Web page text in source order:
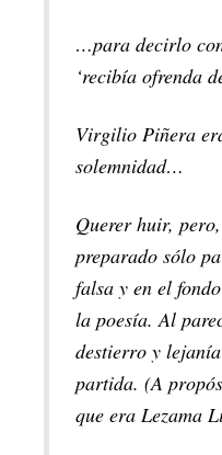
…para decirlo
‘recibía ofrenda
Virgilio Piñera
solemnidad…
Querer huir,
preparado sólo
falsa y en el
la poesía. Al
destierro y
partida. (A
que era Lezama